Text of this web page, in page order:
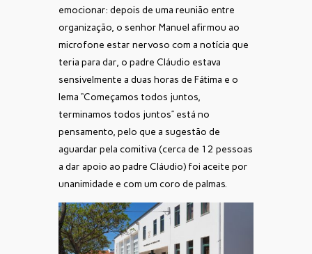
emocionar: depois de uma reunião entre
organização, o senhor Manuel afirmou ao
microfone estar nervoso com a notícia que
teria para dar, o padre Cláudio estava
sensivelmente a duas horas de Fátima e o
lema “Começamos todos juntos,
terminamos todos juntos” está no
pensamento, pelo que a sugestão de
aguardar pela comitiva (cerca de 12 pessoas
a dar apoio ao padre Cláudio) foi aceite por
unanimidade e com um coro de palmas.